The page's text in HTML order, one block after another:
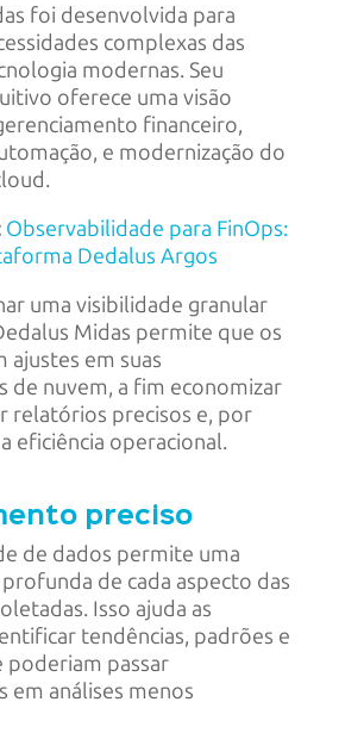
foi desenvolvida para
complexas das
modernas. Seu
oferece uma visão
financeiro,
e modernização do
Observabilidade para FinOps:
Dedalus Argos
uma visibilidade granular
Midas permite que os
ajustes em suas
de nuvem, a fim economizar
relatórios precisos e, por
eficiência operacional.
preciso
de dados permite uma
de cada aspecto das
Isso ajuda as
tendências, padrões e
poderiam passar
em análises menos